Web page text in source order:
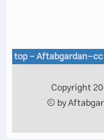
top-Aftabgardan-cc
Copyright
© by